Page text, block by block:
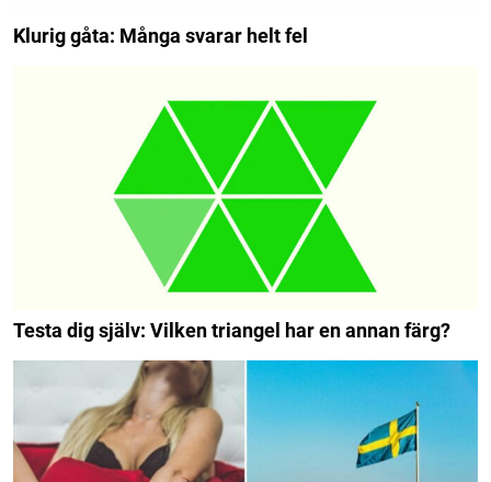
Klurig gåta: Många svarar helt fel
Testa dig själv: Vilken triangel har en annan färg?